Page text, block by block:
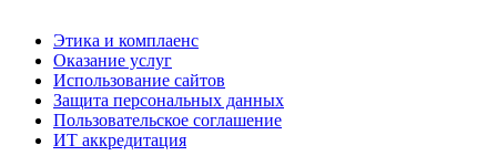
Этика и комплаенс
Оказание услуг
Использование сайтов
Защита персональных данных
Пользовательское соглашение
ИТ аккредитация